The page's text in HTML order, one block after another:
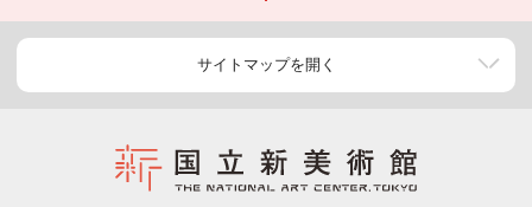
サイトマップを開く